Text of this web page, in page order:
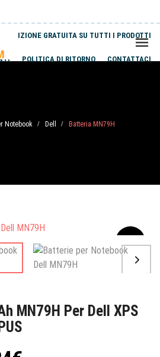
SPEDIZIONE GRATUITA SU TUTTI I PRODOTTI
POLITICA DI RITORNO CONTATTACI
Notebook / Dell / Batteria MN79H
MN79H Per Dell XPS